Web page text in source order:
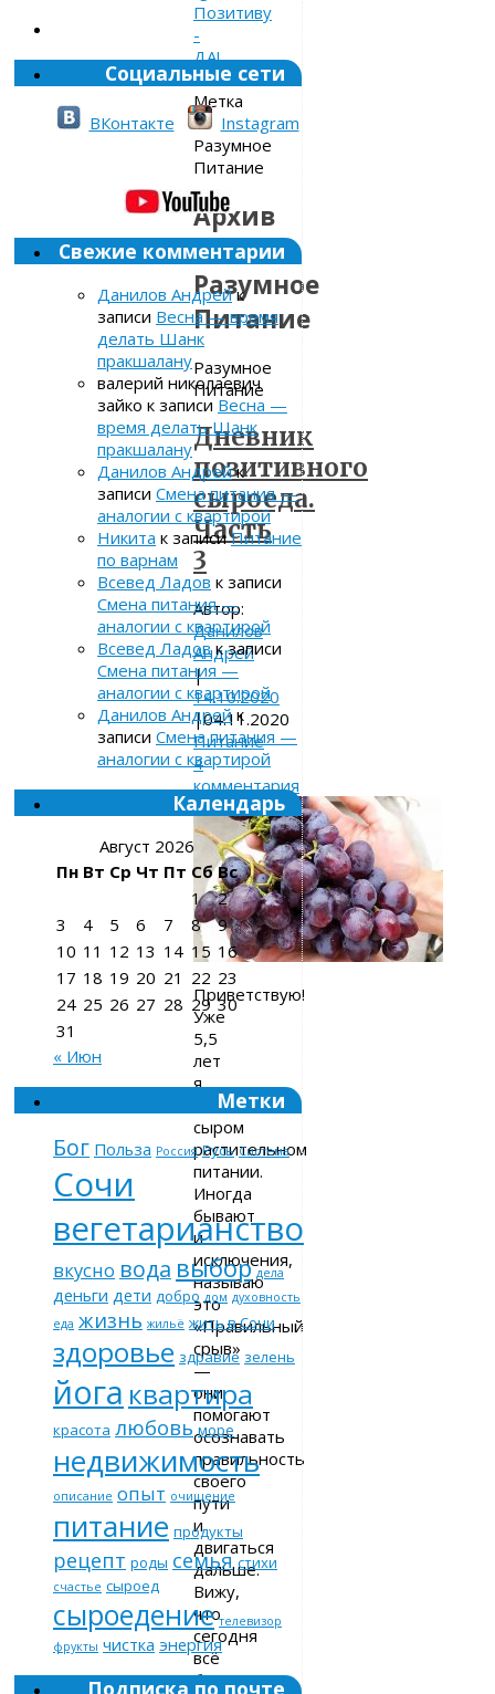
Позитиву
-
ДА!
»
Метка
»
Разумное
Питание
Архив
метки:
Разумное
Питание
Разумное
Питание
Дневник
позитивного
сыроеда.
Часть
3
Автор:
Данилов
Андрей
|
14.10.2020
|04.11.2020
Питание
4
комментария
Приветствую!
Уже
5,5
лет
я
сыром
растительном
питании.
Иногда
бывают
и
исключения,
называю
это
«Правильный
срыв»
—
они
помогают
осознавать
правильность
своего
пути
и
двигаться
дальше.
Вижу,
что
сегодня
всё
больше
Социальные сети
ВКонтакте Instagram
Свежие комментарии
Данилов Андрейк
записи Весна — время
делать Шанк
пракшалану
валерий николаевич
зайко к записи Весна —
время делать Шанк
пракшалану
Данилов Андрейк
записи Смена питания —
аналогии с квартирой
Никита к записиПитание
по варнам
Всевед Ладов к записи
Смена питания —
аналогии с квартирой
Всевед Ладовк записи
Смена питания —
аналогии с квартирой
Данилов Андрей к
записи Смена питания —
аналогии с квартирой
Календарь
Август 2026
Пн Вт Ср Чт Пт Сб Вс
1
2
3
4 5 6 7 8
9
10 11 12 13 14 15 16
17 18 19 20 21 22 23
24 25 26 27 28 29 30
31
« Июн
Метки
Бог Польза Россия Русь Система
Сочи
вегетарианство
вкусно вода выбор дела
деньги дети добро дом духовность
еда жизнь жильё жить в Сочи
здоровье здравие зелень
йога квартира
красота любовь море
недвижимость
описание опыт очищение
питание продукты
рецепт роды семья стихи
счастье сыроед
сыроедение телевизор
фрукты чистка энергия
Подписка по почте